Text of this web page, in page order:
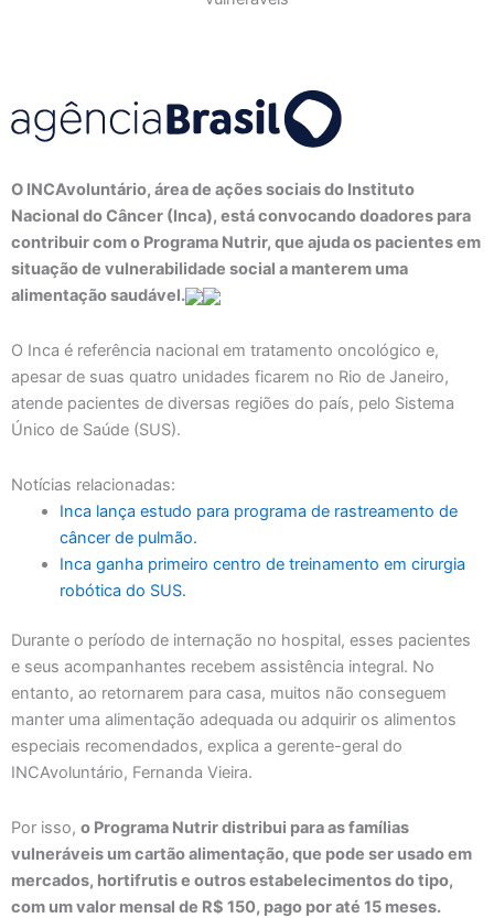
O INCAvoluntário, área de ações sociais do Instituto
Nacional do Câncer (Inca), está convocando doadores para
contribuir com o Programa Nutrir, que ajuda os pacientes em
situação de vulnerabilidade social a manterem uma
alimentação saudável.
O Inca é referência nacional em tratamento oncológico e,
apesar de suas quatro unidades ficarem no Rio de Janeiro,
atende pacientes de diversas regiões do país, pelo Sistema
Único de Saúde (SUS).
Notícias relacionadas:
Inca lança estudo para programa de rastreamento de
câncer de pulmão.
Inca ganha primeiro centro de treinamento em cirurgia
robótica do SUS.
Durante o período de internação no hospital, esses pacientes
e seus acompanhantes recebem assistência integral. No
entanto, ao retornarem para casa, muitos não conseguem
manter uma alimentação adequada ou adquirir os alimentos
especiais recomendados, explica a gerente-geral do
INCAvoluntário, Fernanda Vieira.
Por isso, o Programa Nutrir distribui para as famílias
vulneráveis um cartão alimentação, que pode ser usado em
mercados, hortifrutis e outros estabelecimentos do tipo,
com um valor mensal de R$ 150, pago por até 15 meses.